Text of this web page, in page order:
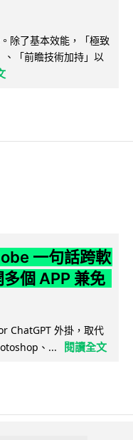
除了基本效能，「極致
「前瞻技術加持」以
一句話跨軟
個 APP 兼免
ChatGPT 外掛，取代
、...
閱讀全文